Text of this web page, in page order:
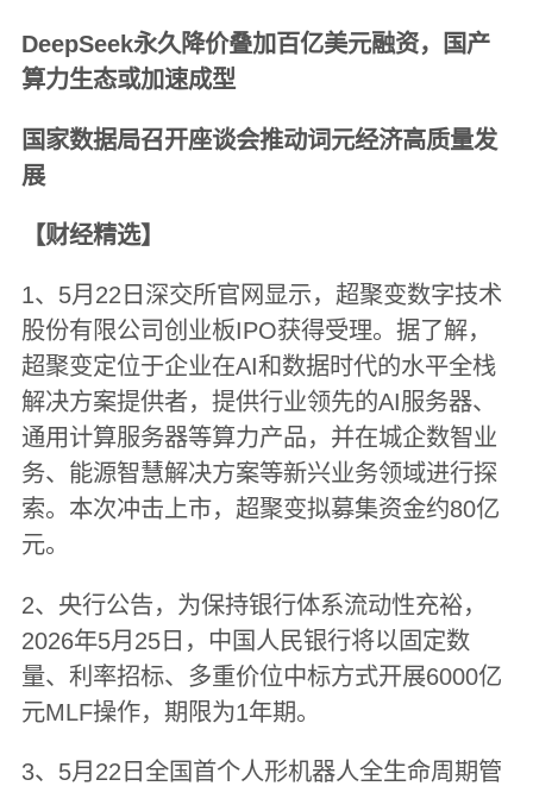
DeepSeek永久降价叠加百亿美元融资，国产
算力生态或加速成型
国家数据局召开座谈会推动词元经济高质量发
展
【财经精选】
1、5月22日深交所官网显示，超聚变数字技术
股份有限公司创业板IPO获得受理。据了解，
超聚变定位于企业在AI和数据时代的水平全栈
解决方案提供者，提供行业领先的AI服务器、
通用计算服务器等算力产品，并在城企数智业
务、能源智慧解决方案等新兴业务领域进行探
索。本次冲击上市，超聚变拟募集资金约80亿
元。
2、央行公告，为保持银行体系流动性充裕，
2026年5月25日，中国人民银行将以固定数
量、利率招标、多重价位中标方式开展6000亿
元MLF操作，期限为1年期。
3、5月22日全国首个人形机器人全生命周期管